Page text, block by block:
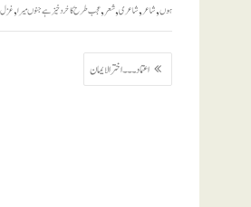
ہوں,شاعر,شاعری,شعر,عجب طرح کا خرد خیز ہے جنوں میرا,غزل
پوسٹوں
کی
اعتماد ۔۔۔ اخترالایمان